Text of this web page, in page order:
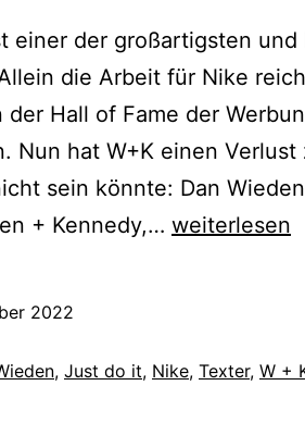
einer der großartigsten und
die Arbeit für Nike
Hall of Fame der
Nun hat W+K einen Verlust
sein könnte: Dan
+ Kennedy,… Danke,
weiterlesen
2022
, Just do it, Nike, Texter, W +